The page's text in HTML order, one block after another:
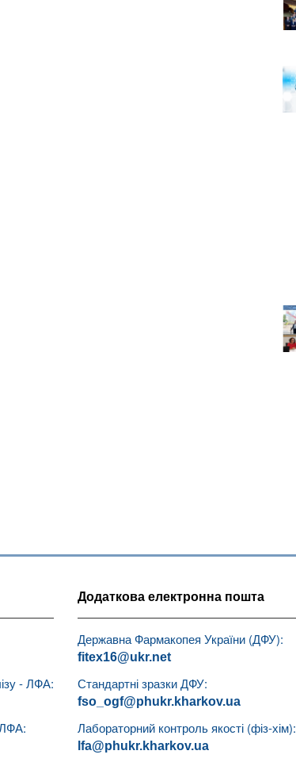
- ЛФА:
ЛФА:
Додаткова електронна пошта
Державна Фармакопея України (ДФУ):
fitex16@ukr.net
Стандартні зразки ДФУ:
fso_ogf@phukr.kharkov.ua
Лабораторний контроль якості (фіз-хім):
lfa@phukr.kharkov.ua